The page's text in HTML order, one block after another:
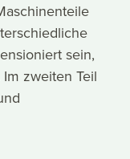
sein,
zweiten Teil